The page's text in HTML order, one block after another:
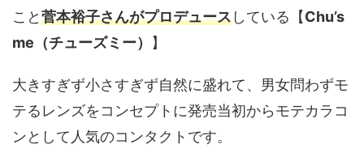
こと菅本裕子さんがプロデュースしている【Chu’s
me（チューズミー）
】
大きすぎず小さすぎず自然に盛れて、男女問わずモ
テるレンズをコンセプトに発売当初からモテカラコ
ンとして人気のコンタクトです。